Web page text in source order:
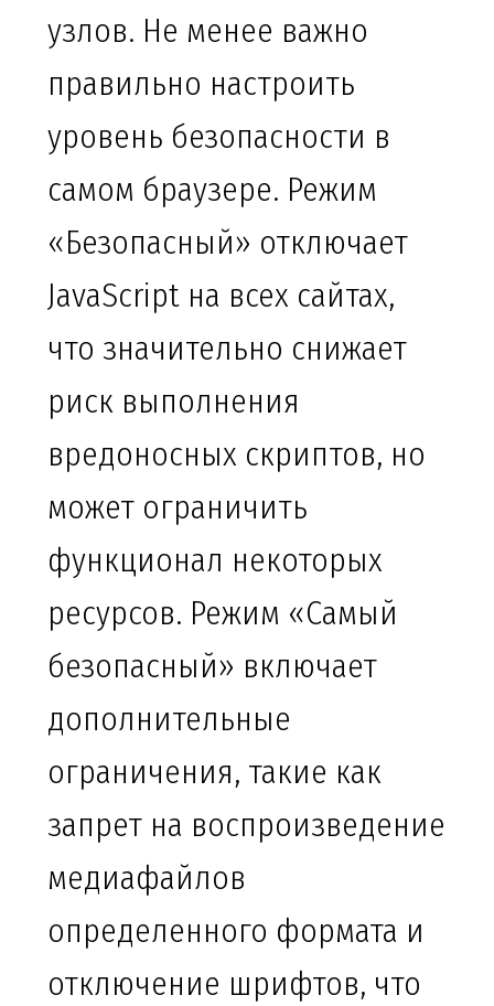
узлов. Не менее важно
правильно настроить
уровень безопасности в
самом браузере. Режим
«Безопасный» отключает
JavaScript на всех сайтах,
что значительно снижает
риск выполнения
вредоносных скриптов, но
может ограничить
функционал некоторых
ресурсов. Режим «Самый
безопасный» включает
дополнительные
ограничения, такие как
запрет на воспроизведение
медиафайлов
определенного формата и
отключение шрифтов, что